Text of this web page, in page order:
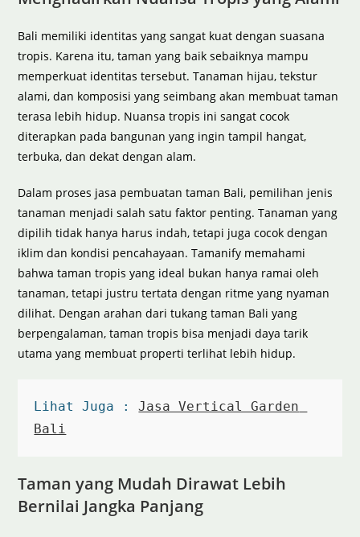
Bali memiliki identitas yang sangat kuat dengan suasana
tropis. Karena itu, taman yang baik sebaiknya mampu
memperkuat identitas tersebut. Tanaman hijau, tekstur
alami, dan komposisi yang seimbang akan membuat taman
terasa lebih hidup. Nuansa tropis ini sangat cocok
diterapkan pada bangunan yang ingin tampil hangat,
terbuka, dan dekat dengan alam.
Dalam proses jasa pembuatan taman Bali, pemilihan jenis
tanaman menjadi salah satu faktor penting. Tanaman yang
dipilih tidak hanya harus indah, tetapi juga cocok dengan
iklim dan kondisi pencahayaan. Tamanify memahami
bahwa taman tropis yang ideal bukan hanya ramai oleh
tanaman, tetapi justru tertata dengan ritme yang nyaman
dilihat. Dengan arahan dari tukang taman Bali yang
berpengalaman, taman tropis bisa menjadi daya tarik
utama yang membuat properti terlihat lebih hidup.
Lihat Juga : Jasa Vertical Garden
Bali
Taman yang Mudah Dirawat Lebih
Bernilai Jangka Panjang